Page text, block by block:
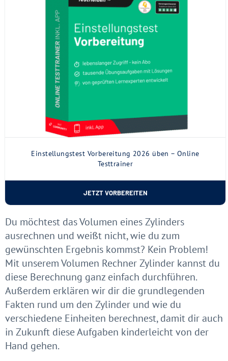
Einstellungstest Vorbereitung 2026 üben – Online
Testtrainer
JETZT VORBEREITEN
Du möchtest das Volumen eines Zylinders
ausrechnen und weißt nicht, wie du zum
gewünschten Ergebnis kommst? Kein Problem!
Mit unserem Volumen Rechner Zylinder kannst du
diese Berechnung ganz einfach durchführen.
Außerdem erklären wir dir die grundlegenden
Fakten rund um den Zylinder und wie du
verschiedene Einheiten berechnest, damit dir auch
in Zukunft diese Aufgaben kinderleicht von der
Hand gehen.